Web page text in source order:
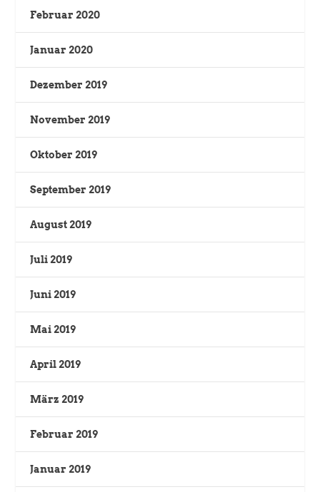
Februar 2020
Januar 2020
Dezember 2019
November 2019
Oktober 2019
September 2019
August 2019
Juli 2019
Juni 2019
Mai 2019
April 2019
März 2019
Februar 2019
Januar 2019